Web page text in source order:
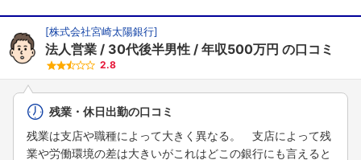
[株式会社宮崎太陽銀行]
法人営業 30代後半男性 年収500万円 の口コミ
2.8
残業・休日出勤の口コミ
残業は支店や職種によって大きく異なる。 支店によって残
業や労働環境の差は大きいがこれはどこの銀行にも言えると